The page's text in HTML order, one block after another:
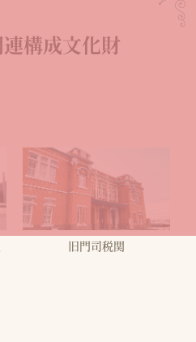
構成文化財
旧門司税関